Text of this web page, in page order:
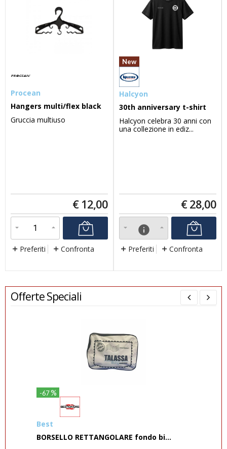
Procean
Hangers multi/flex black
Gruccia multiuso
€ 12,00
Preferiti Confronta
New
Halcyon
30th anniversary t-shirt
Halcyon celebra 30 anni con
una collezione in ediz...
€ 28,00
info
Preferiti Confronta
Offerte Speciali
-67%
Best
BORSELLO RETTANGOLARE fondo bi...